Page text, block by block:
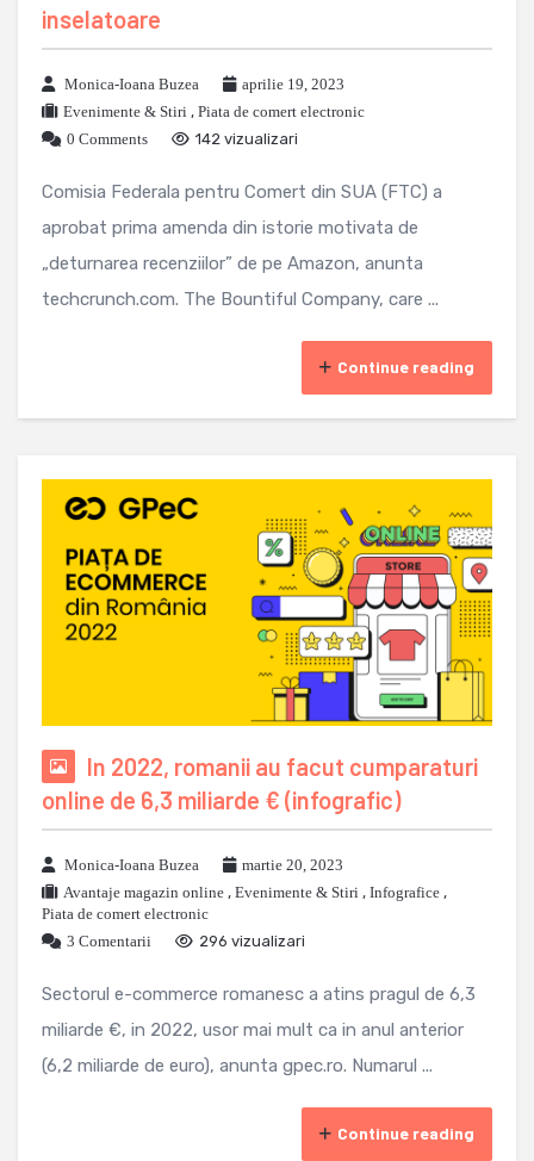
inselatoare
Monica-Ioana Buzea
aprilie 19, 2023
Evenimente & Stiri , Piata de comert electronic
0 Comments
142 vizualizari
Comisia Federala pentru Comert din SUA (FTC) a
aprobat prima amenda din istorie motivata de
„deturnarea recenziilor” de pe Amazon, anunta
techcrunch.com. The Bountiful Company, care ...
Continue reading
In 2022, romanii au facut cumparaturi
online de 6,3 miliarde € (infografic)
Monica-Ioana Buzea
martie 20, 2023
Avantaje magazin online , Evenimente & Stiri , Infografice ,
Piata de comert electronic
3 Comentarii
296 vizualizari
Sectorul e-commerce romanesc a atins pragul de 6,3
miliarde €, in 2022, usor mai mult ca in anul anterior
(6,2 miliarde de euro), anunta gpec.ro. Numarul ...
Continue reading